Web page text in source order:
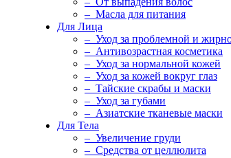
– Масла для питания
Для Лица
– Уход за проблемной и
– Антивозрастная косметика
– Уход за нормальной кожей
– Уход за кожей вокруг глаз
– Тайские скрабы и маски
– Уход за губами
– Азиатские тканевые маски
Для Тела
– Увеличение груди
– Средства от целлюлита